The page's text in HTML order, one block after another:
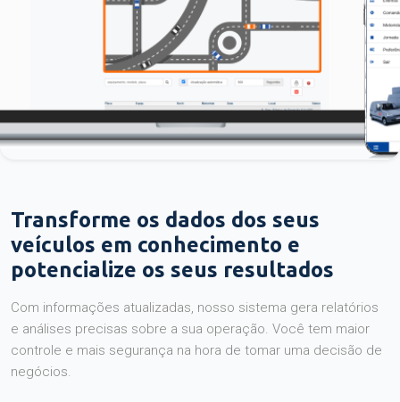
Transforme os dados dos seus
veículos em conhecimento e
potencialize os seus resultados
Com informações atualizadas, nosso sistema gera relatórios
e análises precisas sobre a sua operação. Você tem maior
controle e mais segurança na hora de tomar uma decisão de
negócios.